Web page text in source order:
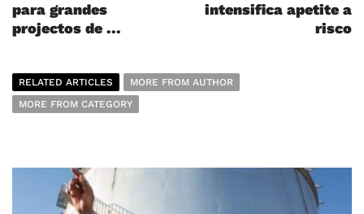
para grandes
projectos de ...
intensifica apetite a
risco
RELATED ARTICLES
MORE FROM AUTHOR
MORE FROM CATEGORY